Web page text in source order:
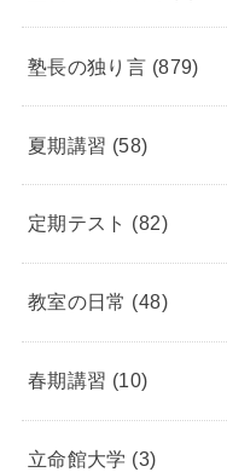
塾長の独り言 (879)
夏期講習 (58)
定期テスト (82)
教室の日常 (48)
春期講習 (10)
立命館大学 (3)